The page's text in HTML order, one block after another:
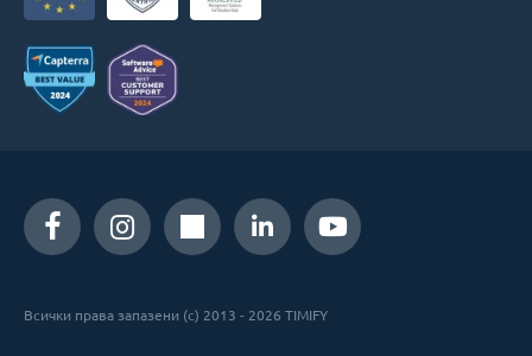
Всички права запазени (c) 2013 - 2026 TIMIFY